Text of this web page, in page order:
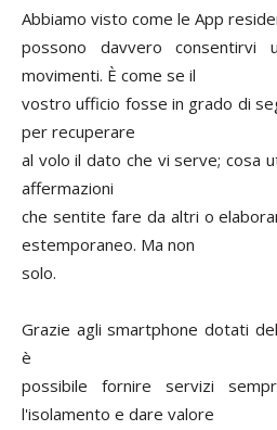
Abbiamo visto come le App
possono davvero consentirvi
movimenti. È come se il
vostro ufficio fosse in grado di
per recuperare
al volo il dato che vi serve; cosa
affermazioni
che sentite fare da altri o
estemporaneo. Ma non
solo.
Grazie agli smartphone dotati
è
possibile fornire servizi
l'isolamento e dare valore